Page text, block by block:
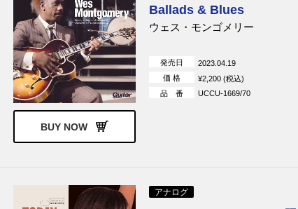
BUY NOW
Ballads & Blues
ウェス・モンゴメリー
発売日
2023.04.19
価 格
¥2,200 (税込)
品 番
UCCU-1669/70
アナログ